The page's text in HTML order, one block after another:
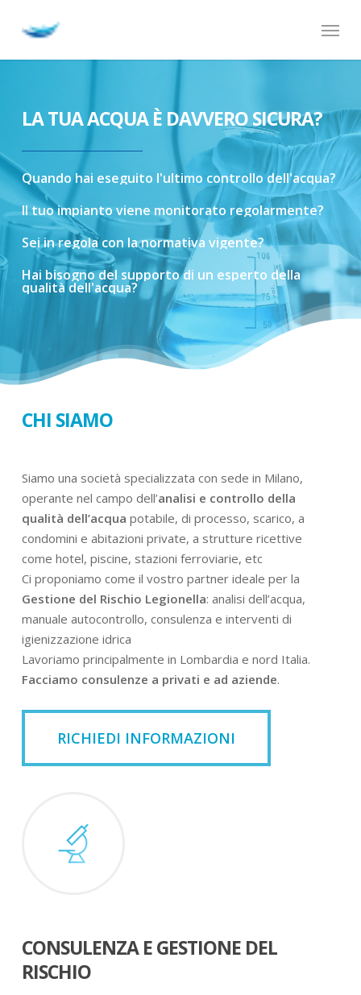
Menu
LA TUA ACQUA È DAVVERO SICURA?
Quando hai eseguito l'ultimo controllo dell'acqua?
Il tuoimpianto viene monitorato regolarmente?
Seiinregola con lanormativa vigente?
Hai bisognodel supportodi un esperto della
qualitàdell'acqua?
CHI SIAMO
Siamo una società specializzata con sede in Milano,
operante nel campo dell’analisi e controllo della
qualità dell’acqua potabile, di processo, scarico, a
condomini e abitazioni private, a strutture ricettive
come hotel, piscine, stazioni ferroviarie, etc
Ci proponiamo come il vostro partner ideale per la
Gestione del Rischio Legionella: analisi dell’acqua,
manuale autocontrollo, consulenza e interventi di
igienizzazione idrica
Lavoriamo principalmente in Lombardia e nord Italia.
Facciamo consulenze a privati e ad aziende.
RICHIEDI INFORMAZIONI
CONSULENZA E GESTIONE DEL
RISCHIO